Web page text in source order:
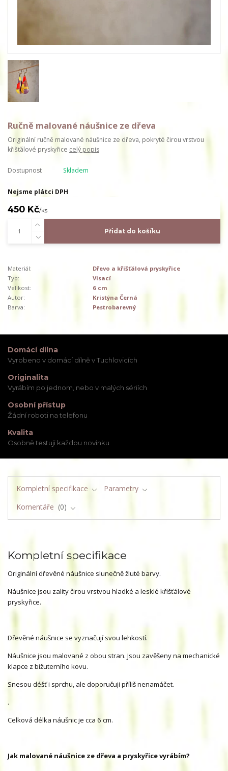
Ručně malované náušnice ze dřeva
Originální ručně malované náušnice ze dřeva, pokryté čirou vrstvou
křišťálové pryskyřice celý popis
Dostupnost Skladem
Nejsme plátci DPH
450 Kč/ks
Přidat do košíku
Materiál:
Dřevo a křišťálová pryskyřice
Typ:
Visací
Velikost:
6 cm
Autor:
Kristýna Černá
Barva:
Pestrobarevný
Domácí dílna
Vyrobeno v domácí dílně v Tuchlovicích
Originalita
Vyrábím po jednom, nebo v malých sériích
Osobní přístup
Žádní roboti na telefonu
Kvalita
Osobně testuji každou novinku
Kompletní specifikace
Parametry
Komentáře
0
Kompletní specifikace
Originální dřevěné náušnice slunečně žluté barvy.
Náušnice jsou zality čirou vrstvou hladké a lesklé křišťálové
pryskyřice.
Dřevěné náušnice se vyznačují svou lehkostí.
Náušnice jsou malované z obou stran. Jsou zavěšeny na mechanické
klapce z bižuterního kovu.
Snesou déšť i sprchu, ale doporučuji příliš nenamáčet.
.
Celková délka náušnic je cca 6 cm.
Jak malované náušnice ze dřeva a pryskyřice vyrábím?